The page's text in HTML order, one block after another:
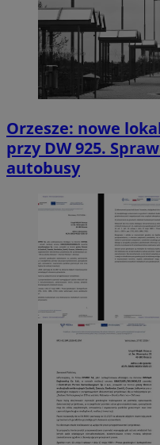
Orzesze: nowe
przy DW 925.
autobusy